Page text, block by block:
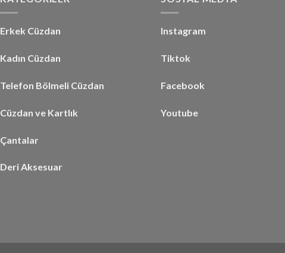
Erkek Cüzdan
Kadın Cüzdan
Telefon Bölmeli Cüzdan
Cüzdan ve Kartlık
Çantalar
Deri Aksesuar
Instagram
Tiktok
Facebook
Youtube